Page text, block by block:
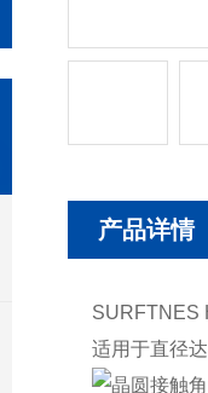
产品详情
SURFTNES
适用于直径